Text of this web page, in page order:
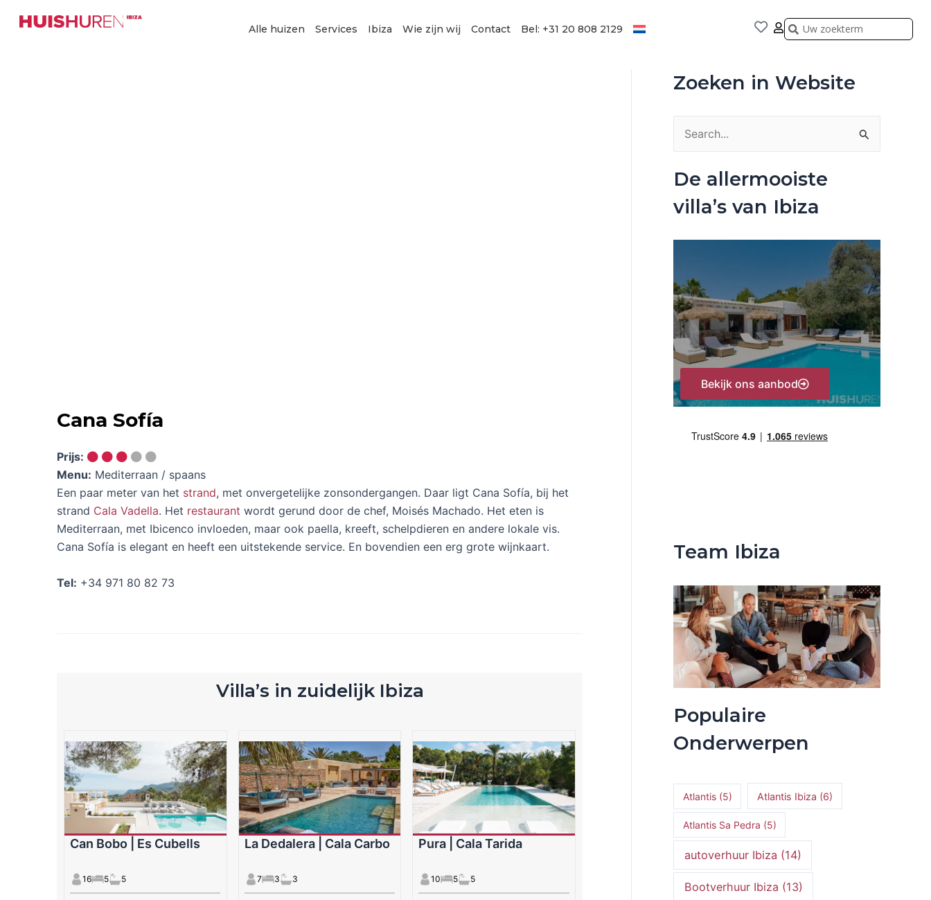
naar
Alle huizen Services Ibiza Wie zijn wij Contact Bel: +31 20 808 2129 Zoeken
Zoeken
Cana Sofía
Prijs:
Menu: Mediterraan / spaans
Een paar meter van het strand, met onvergetelijke zonsondergangen. Daar ligt Cana Sofía, bij het
strand Cala Vadella. Het restaurant wordt gerund door de chef, Moisés Machado. Het eten is
Mediterraan, met Ibicenco invloeden, maar ook paella, kreeft, schelpdieren en andere lokale vis.
Cana Sofía is elegant en heeft een uitstekende service. En bovendien een erg grote wijnkaart.
Tel: +34 971 80 82 73
Villa’s in zuidelijk Ibiza
Can Bobo | Es Cubells
16 5 5
La Dedalera | Cala Carbo
7 3 3
Pura | Cala Tarida
10 5 5
Zoeken in Website
e
k
r
:
De allermooiste
villa’s van Ibiza
Bekijk ons aanbod
Team Ibiza
Populaire
Onderwerpen
Atlantis(5) Atlantis Ibiza (6)
Atlantis Sa Pedra (5)
autoverhuur Ibiza (14)
Bootverhuur Ibiza (13)